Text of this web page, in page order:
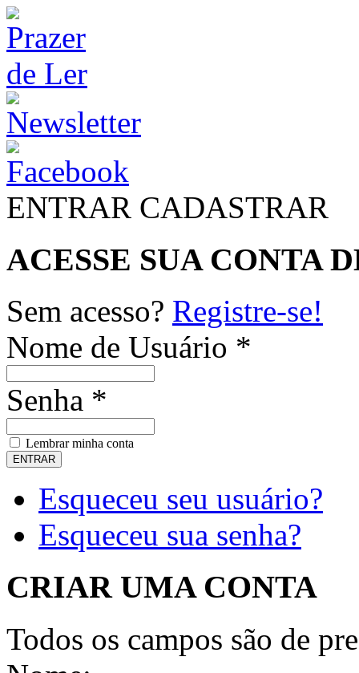
ENTRAR CADASTRAR
ACESSE SUA CONTA
Sem acesso? Registre-se!
Nome de Usuário *
Senha *
Lembrar minha conta
Esqueceu seu usuário?
Esqueceu sua senha?
CRIAR UMA CONTA
Todos os campos são de